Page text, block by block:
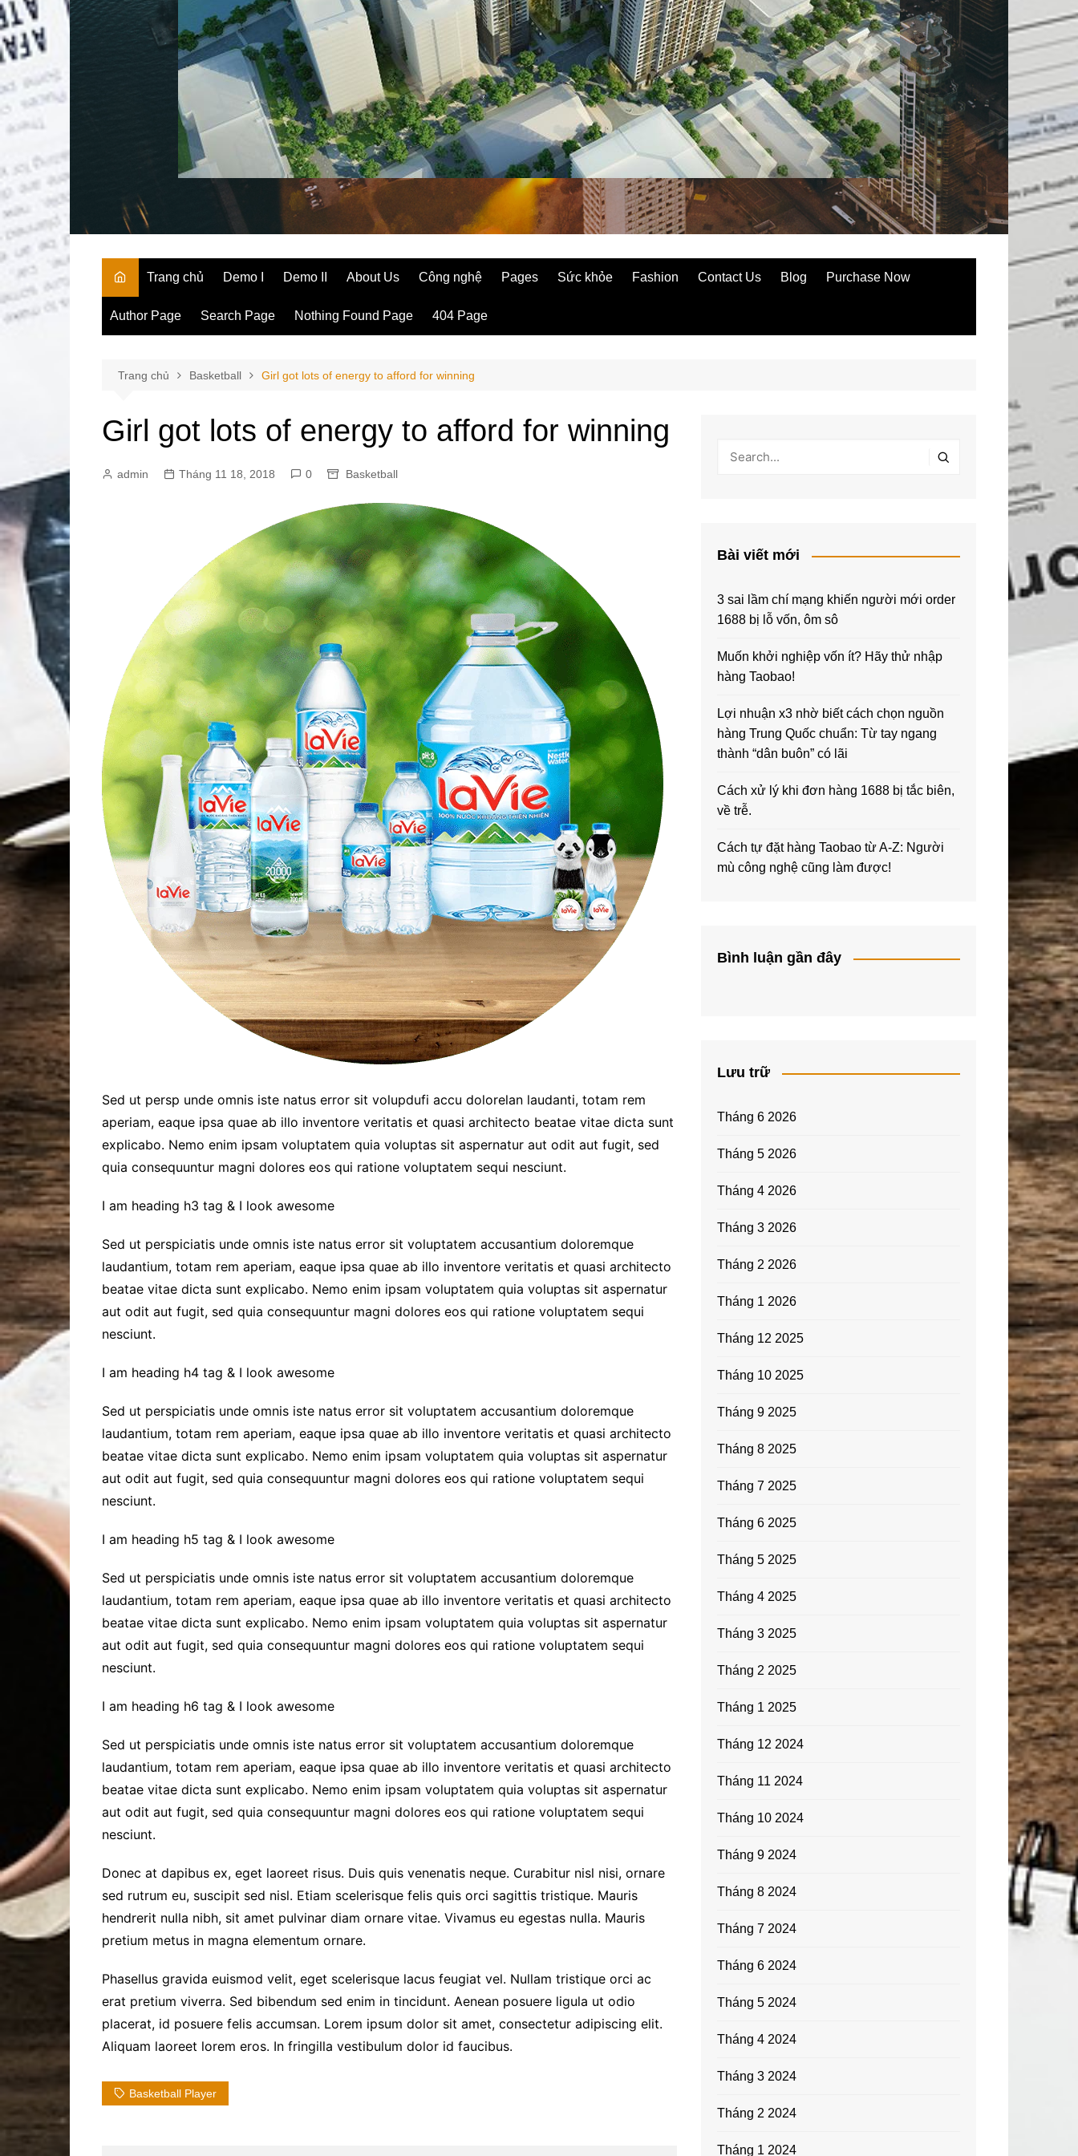
Trang chủ Demo I Demo II About Us Công nghệ Pages Sức khỏe Fashion Contact Us Blog Purchase Now
Author Page Search Page Nothing Found Page 404 Page
Trang chủ Basketball Girl got lots of energy to afford for winning
Girl got lots of energy to afford for winning
admin Tháng 11 18, 2018 0 Basketball
Sed ut persp unde omnis iste natus error sit volupdufi accu dolorelan laudanti, totam rem
aperiam, eaque ipsa quae ab illo inventore veritatis et quasi architecto beatae vitae dicta sunt
explicabo. Nemo enim ipsam voluptatem quia voluptas sit aspernatur aut odit aut fugit, sed
quia consequuntur magni dolores eos qui ratione voluptatem sequi nesciunt.
I am heading h3 tag & I look awesome
Sed ut perspiciatis unde omnis iste natus error sit voluptatem accusantium doloremque
laudantium, totam rem aperiam, eaque ipsa quae ab illo inventore veritatis et quasi architecto
beatae vitae dicta sunt explicabo. Nemo enim ipsam voluptatem quia voluptas sit aspernatur
aut odit aut fugit, sed quia consequuntur magni dolores eos qui ratione voluptatem sequi
nesciunt.
I am heading h4 tag & I look awesome
Sed ut perspiciatis unde omnis iste natus error sit voluptatem accusantium doloremque
laudantium, totam rem aperiam, eaque ipsa quae ab illo inventore veritatis et quasi architecto
beatae vitae dicta sunt explicabo. Nemo enim ipsam voluptatem quia voluptas sit aspernatur
aut odit aut fugit, sed quia consequuntur magni dolores eos qui ratione voluptatem sequi
nesciunt.
I am heading h5 tag & I look awesome
Sed ut perspiciatis unde omnis iste natus error sit voluptatem accusantium doloremque
laudantium, totam rem aperiam, eaque ipsa quae ab illo inventore veritatis et quasi architecto
beatae vitae dicta sunt explicabo. Nemo enim ipsam voluptatem quia voluptas sit aspernatur
aut odit aut fugit, sed quia consequuntur magni dolores eos qui ratione voluptatem sequi
nesciunt.
I am heading h6 tag & I look awesome
Sed ut perspiciatis unde omnis iste natus error sit voluptatem accusantium doloremque
laudantium, totam rem aperiam, eaque ipsa quae ab illo inventore veritatis et quasi architecto
beatae vitae dicta sunt explicabo. Nemo enim ipsam voluptatem quia voluptas sit aspernatur
aut odit aut fugit, sed quia consequuntur magni dolores eos qui ratione voluptatem sequi
nesciunt.
Donec at dapibus ex, eget laoreet risus. Duis quis venenatis neque. Curabitur nisl nisi, ornare
sed rutrum eu, suscipit sed nisl. Etiam scelerisque felis quis orci sagittis tristique. Mauris
hendrerit nulla nibh, sit amet pulvinar diam ornare vitae. Vivamus eu egestas nulla. Mauris
pretium metus in magna elementum ornare.
Phasellus gravida euismod velit, eget scelerisque lacus feugiat vel. Nullam tristique orci ac
erat pretium viverra. Sed bibendum sed enim in tincidunt. Aenean posuere ligula ut odio
placerat, id posuere felis accumsan. Lorem ipsum dolor sit amet, consectetur adipiscing elit.
Aliquam laoreet lorem eros. In fringilla vestibulum dolor id faucibus.
Basketball Player
Bài viết mới
3 sai lầm chí mạng khiến người mới order
1688 bị lỗ vốn, ôm sô
Muốn khởi nghiệp vốn ít? Hãy thử nhập
hàng Taobao!
Lợi nhuận x3 nhờ biết cách chọn nguồn
hàng Trung Quốc chuẩn: Từ tay ngang
thành “dân buôn” có lãi
Cách xử lý khi đơn hàng 1688 bị tắc biên,
về trễ.
Cách tự đặt hàng Taobao từ A-Z: Người
mù công nghệ cũng làm được!
Bình luận gần đây
Lưu trữ
Tháng 6 2026
Tháng 5 2026
Tháng 4 2026
Tháng 3 2026
Tháng 2 2026
Tháng 1 2026
Tháng 12 2025
Tháng 10 2025
Tháng 9 2025
Tháng 8 2025
Tháng 7 2025
Tháng 6 2025
Tháng 5 2025
Tháng 4 2025
Tháng 3 2025
Tháng 2 2025
Tháng 1 2025
Tháng 12 2024
Tháng 11 2024
Tháng 10 2024
Tháng 9 2024
Tháng 8 2024
Tháng 7 2024
Tháng 6 2024
Tháng 5 2024
Tháng 4 2024
Tháng 3 2024
Tháng 2 2024
Tháng 1 2024